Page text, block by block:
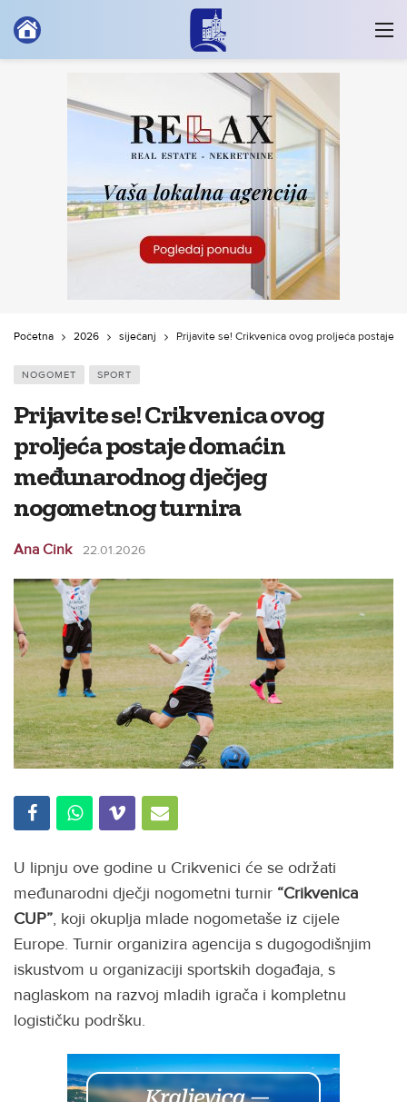
Početna 2026 siječanj Prijavite se! Crikvenica ovog proljeća postaje
NOGOMET SPORT
Prijavite se! Crikvenica ovog
proljeća postaje domaćin
međunarodnog dječjeg
nogometnog turnira
Ana Cink 22.01.2026
U lipnju ove godine u Crikvenici će se održati
međunarodni dječji nogometni turnir “Crikvenica
CUP”, koji okuplja mlade nogometaše iz cijele
Europe. Turnir organizira agencija s dugogodišnjim
iskustvom u organizaciji sportskih događaja, s
naglaskom na razvoj mladih igrača i kompletnu
logističku podršku.